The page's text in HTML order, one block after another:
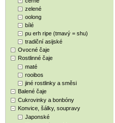
zelené
oolong
bílé
pu erh ripe (tmavý = shu)
tradiční asijské
Ovocné čaje
Rostlinné čaje
maté
rooibos
jiné rostlinky a směsi
Balené čaje
Cukrovinky a bonbóny
Konvice, šálky, soupravy
Japonské